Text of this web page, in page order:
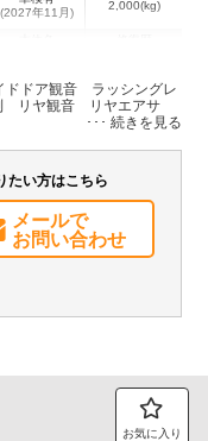
(2027年11月)
2,000(kg)
アバッグ バックモニター
ドア観音 ラッシングレ
リヤ観音 リヤエアサ
たい方はこちら
メールで
お問い合わせ
お気に入り